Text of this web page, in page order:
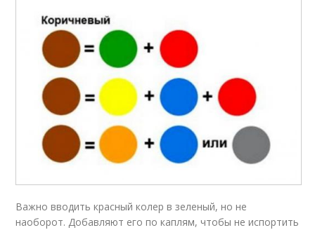
Важно вводить красный колер в зеленый, но не
наоборот. Добавляют его по каплям, чтобы не испортить